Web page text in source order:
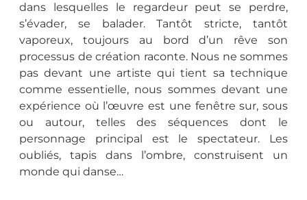
dans lesquelles le regardeur peut se perdre,
s’évader, se balader. Tantôt stricte, tantôt
vaporeux, toujours au bord d’un rêve son
processus de création raconte. Nous ne sommes
pas devant une artiste qui tient sa technique
comme essentielle, nous sommes devant une
expérience où l’œuvre est une fenêtre sur, sous
ou autour, telles des séquences dont le
personnage principal est le spectateur. Les
oubliés, tapis dans l’ombre, construisent un
monde qui danse…